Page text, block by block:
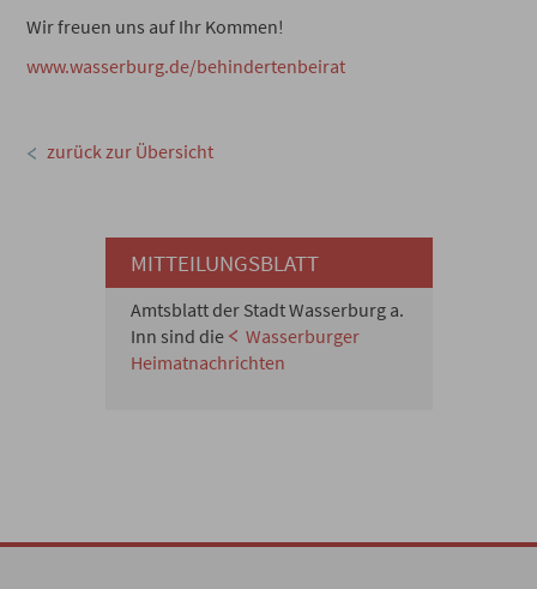
Wir freuen uns auf Ihr Kommen!
www.wasserburg.de/behindertenbeirat
zurück zur Übersicht
MITTEILUNGSBLATT
Amtsblatt der Stadt Wasserburg a.
Inn sind die
Wasserburger
Heimatnachrichten